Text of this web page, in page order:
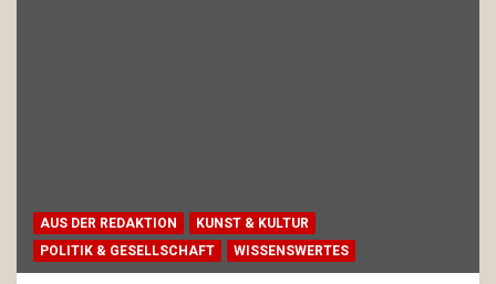
AUS DER REDAKTION
KUNST & KULTUR
POLITIK & GESELLSCHAFT
WISSENSWERTES